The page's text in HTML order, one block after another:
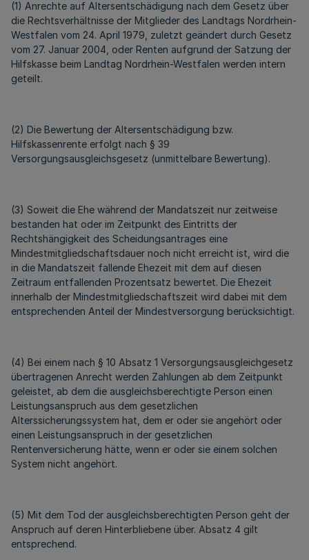
(1) Anrechte auf Altersentschädigung nach dem Gesetz über
die Rechtsverhältnisse der Mitglieder des Landtags Nordrhein-
Westfalen vom 24. April 1979, zuletzt geändert durch Gesetz
vom 27. Januar 2004, oder Renten aufgrund der Satzung der
Hilfskasse beim Landtag Nordrhein-Westfalen werden intern
geteilt.
(2) Die Bewertung der Altersentschädigung bzw.
Hilfskassenrente erfolgt nach § 39
Versorgungsausgleichsgesetz (unmittelbare Bewertung).
(3) Soweit die Ehe während der Mandatszeit nur zeitweise
bestanden hat oder im Zeitpunkt des Eintritts der
Rechtshängigkeit des Scheidungsantrages eine
Mindestmitgliedschaftsdauer noch nicht erreicht ist, wird die
in die Mandatszeit fallende Ehezeit mit dem auf diesen
Zeitraum entfallenden Prozentsatz bewertet. Die Ehezeit
innerhalb der Mindestmitgliedschaftszeit wird dabei mit dem
entsprechenden Anteil der Mindestversorgung berücksichtigt.
(4) Bei einem nach § 10 Absatz 1 Versorgungsausgleichgesetz
übertragenen Anrecht werden Zahlungen ab dem Zeitpunkt
geleistet, ab dem die ausgleichsberechtigte Person einen
Leistungsanspruch aus dem gesetzlichen
Alterssicherungssystem hat, dem er oder sie angehört oder
einen Leistungsanspruch in der gesetzlichen
Rentenversicherung hätte, wenn er oder sie einem solchen
System nicht angehört.
(5) Mit dem Tod der ausgleichsberechtigten Person geht der
Anspruch auf deren Hinterbliebene über. Absatz 4 gilt
entsprechend.